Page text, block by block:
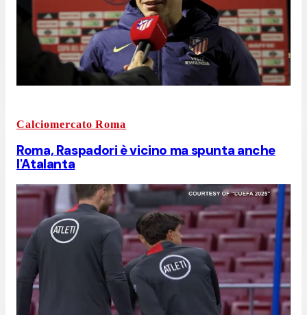
Calciomercato Roma
Roma, Raspadori è vicino ma spunta anche
l'Atalanta